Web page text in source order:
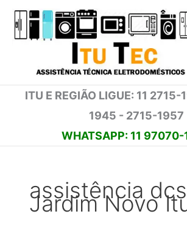
para
ITU E REGIÃO LIGUE: 11
1945 - 2715-1957
WHATSAPP: 11
assistência dcs
Jardim Novo